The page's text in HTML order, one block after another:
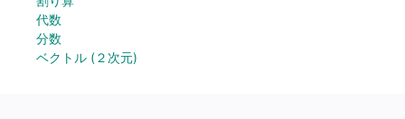
代数
分数
ベクトル (２次元)